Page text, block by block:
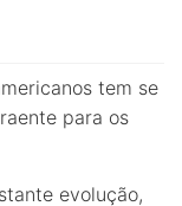
tem se
para os
evolução,